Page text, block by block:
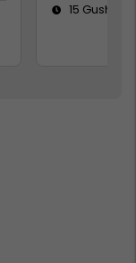
15 Gusht